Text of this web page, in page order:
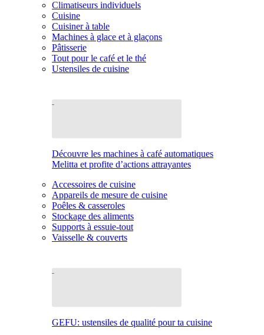
Climatiseurs individuels
Cuisine
Cuisiner à table
Machines à glace et à glaçons
Pâtisserie
Tout pour le café et le thé
Ustensiles de cuisine
Découvre les machines à café automatiques
Melitta et profite d’actions attrayantes
Accessoires de cuisine
Appareils de mesure de cuisine
Poêles & casseroles
Stockage des aliments
Supports à essuie-tout
Vaisselle & couverts
GEFU: ustensiles de qualité pour ta cuisine